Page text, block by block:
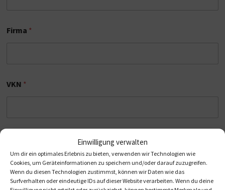
Einwilligung verwalten
Um dir ein optimales Erlebnis zu bieten, verwenden wir Technologien wie
Cookies, um Geräteinformationen zu speichern und/oder darauf zuzugreifen.
Wenn du diesen Technologien zustimmst, können wir Daten wie das
Surfverhalten oder eindeutige IDs auf dieser Website verarbeiten. Wenn du deine
Firma *
VKN *